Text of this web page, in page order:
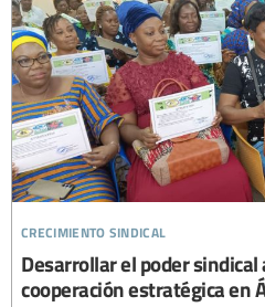
crecimiento sindical
Desarrollar el poder sindical
cooperación estratégica en